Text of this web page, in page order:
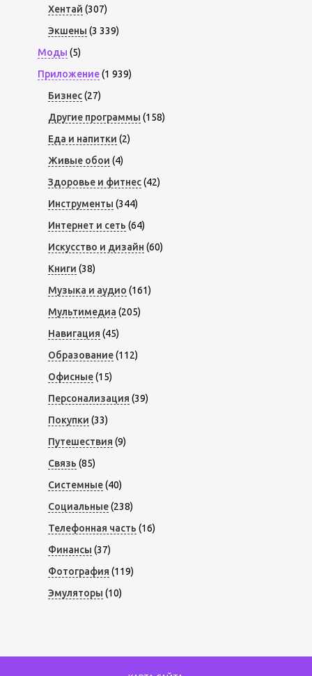
Хентай (307)
Экшены (3 339)
Моды (5)
Приложение(1 939)
Бизнес(27)
Другие программы (158)
Еда и напитки (2)
Живые обои (4)
Здоровье и фитнес(42)
Инструменты (344)
Интернет и сеть (64)
Искусство и дизайн (60)
Книги (38)
Музыка и аудио (161)
Мультимедиа (205)
Навигация (45)
Образование(112)
Офисные(15)
Персонализация (39)
Покупки (33)
Путешествия (9)
Связь (85)
Системные(40)
Социальные(238)
Телефонная часть (16)
Финансы (37)
Фотография (119)
Эмуляторы (10)